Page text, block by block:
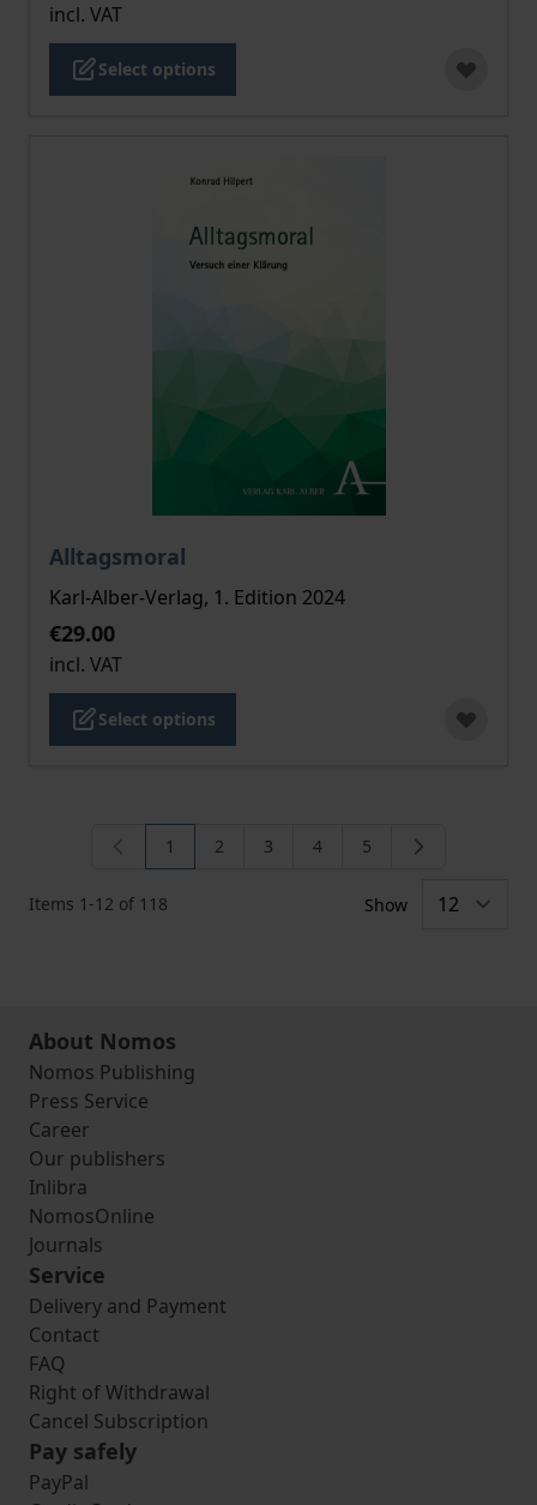
incl. VAT
Select options
Alltagsmoral
The price depends on the options chosen on the
Karl-Alber-Verlag, 1. Edition 2024
€29.00
incl. VAT
Select options
Items 1 -12 of 118
You're currently reading page
1 Page
2 Page
3 Page
4 Page
5
Show
About Nomos
Nomos Publishing
Press Service
Career
Our publishers
Inlibra
NomosOnline
Journals
Service
Delivery and Payment
Contact
FAQ
Right of Withdrawal
Cancel Subscription
Pay safely
PayPal